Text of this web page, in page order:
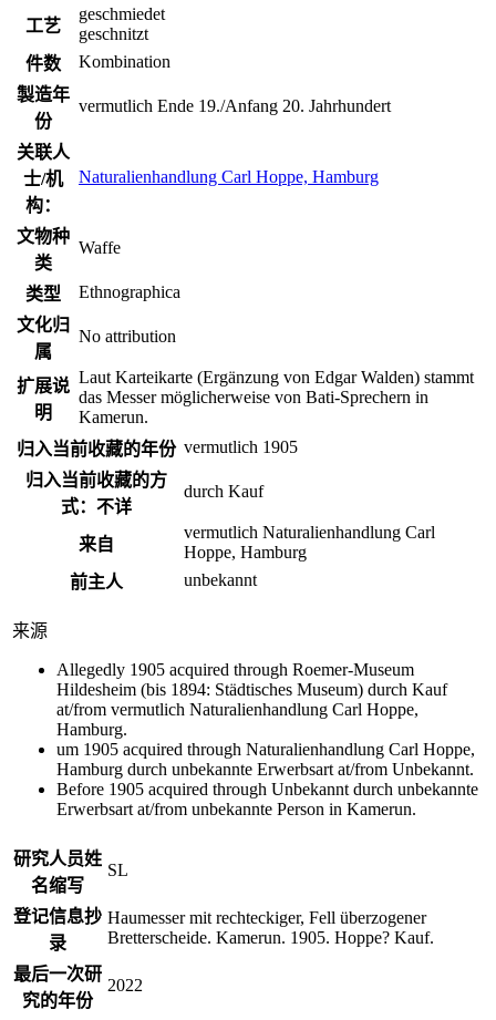
工艺
geschmiedet
geschnitzt
件数
Kombination
製造年
份
vermutlich Ende 19./Anfang 20. Jahrhundert
关联人
士/机
构：
Naturalienhandlung Carl Hoppe, Hamburg
文物种
类
Waffe
类型
Ethnographica
文化归
属
No attribution
扩展说
明
Laut Karteikarte (Ergänzung von Edgar Walden) stammt
das Messer möglicherweise von Bati-Sprechern in
Kamerun.
归入当前收藏的年份 vermutlich 1905
归入当前收藏的方
式：不详
durch Kauf
来自
vermutlich Naturalienhandlung Carl
Hoppe, Hamburg
前主人
unbekannt
来源
Allegedly 1905 acquired through Roemer-Museum
Hildesheim (bis 1894: Städtisches Museum) durch Kauf
at/from vermutlich Naturalienhandlung Carl Hoppe,
Hamburg.
um 1905 acquired through Naturalienhandlung Carl Hoppe,
Hamburg durch unbekannte Erwerbsart at/from Unbekannt.
Before 1905 acquired through Unbekannt durch unbekannte
Erwerbsart at/from unbekannte Person in Kamerun.
研究人员姓
名缩写
SL
登记信息抄
录
Haumesser mit rechteckiger, Fell überzogener
Bretterscheide. Kamerun. 1905. Hoppe? Kauf.
最后一次研
究的年份
2022